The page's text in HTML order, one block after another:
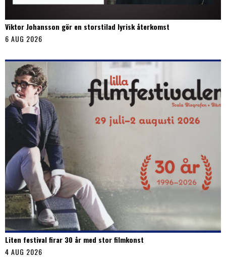
Viktor Johansson gör en storstilad lyrisk återkomst
6 AUG 2026
Liten festival firar 30 år med stor filmkonst
4 AUG 2026